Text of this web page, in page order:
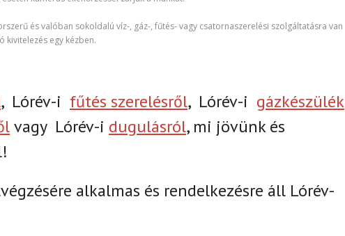
és valóban sokoldalú víz-, gáz-, fűtés- vagy csatornaszerelési szolgáltatásra van
kivitelezés egy kézben.
, Lórév-i fűtés szerelésről, Lórév-i gázkészülék
vagy Lórév-i dugulásról, mi jövünk és
alkalmas és rendelkezésre áll Lórév-